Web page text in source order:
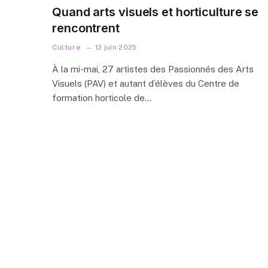
Quand arts visuels et horticulture se
rencontrent
Culture 12 juin 2025
À la mi-mai, 27 artistes des Passionnés des Arts
Visuels (PAV) et autant d’élèves du Centre de
formation horticole de…